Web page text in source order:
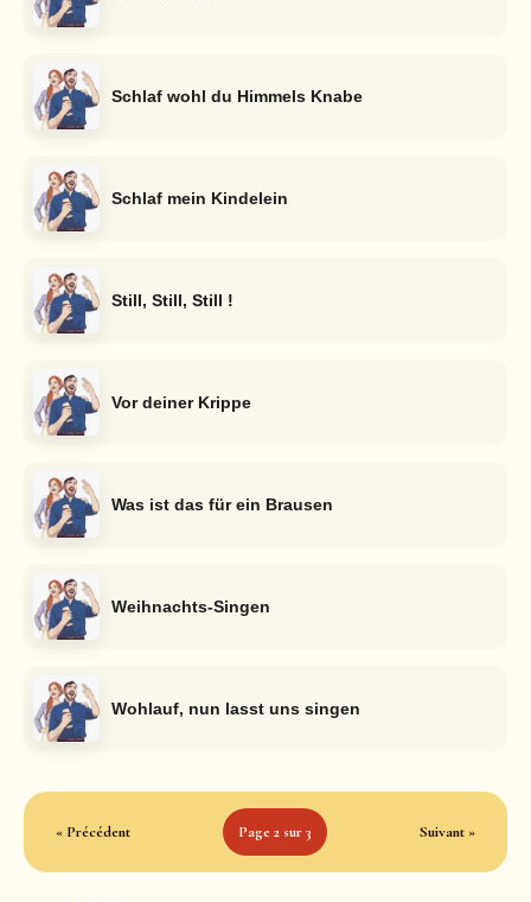
Schlaf wohl du Himmels Knabe
Schlaf mein Kindelein
Still, Still, Still !
Vor deiner Krippe
Was ist das für ein Brausen
Weihnachts-Singen
Wohlauf, nun lasst uns singen
« Précédent Page 2 sur 3 Suivant »